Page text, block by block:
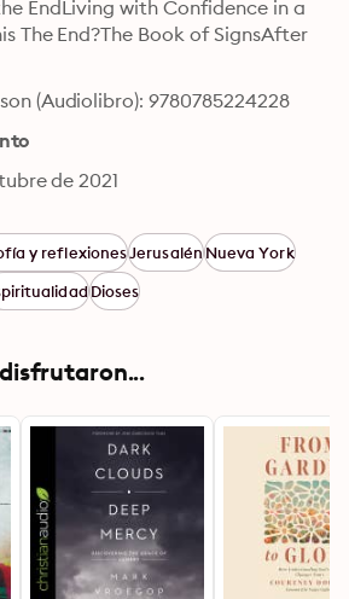
EndLiving with Confidence in a
The End?The Book of SignsAfter
(Audiolibro): 9780785224228
de 2021
y reflexionesJerusalénNueva York
Dioses